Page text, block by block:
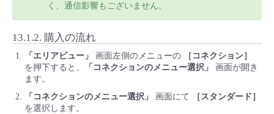
- vUTM2く、通信影響もございません。
13.1.2. 購入の流れ
「エリアビュー」 画面左側のメニューの
［コネクション］
を押下すると、
「コネクションのメニュー選択」
画面が開き
ます。
「コネクションのメニュー選択」
画面にて
［スタンダード］
を選択します。